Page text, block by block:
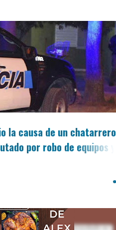
la causa de un chatarrero
por robo de equipos y